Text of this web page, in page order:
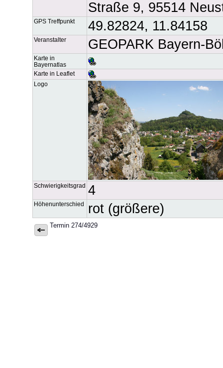
Straße 9, 95514
GPS Treffpunkt 49.82824, 11.84158
Veranstalter GEOPARK Bayern-
Karte in
Bayernatlas
Karte in Leaflet
Logo
Schwierigkeitsgrad 4
Höhenunterschied rot (größere)
Termin 274/4929